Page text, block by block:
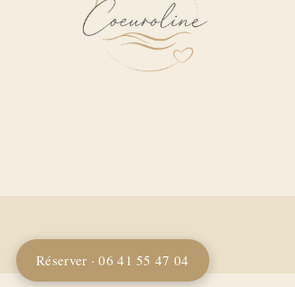
Réserver · 06 41 55 47 04